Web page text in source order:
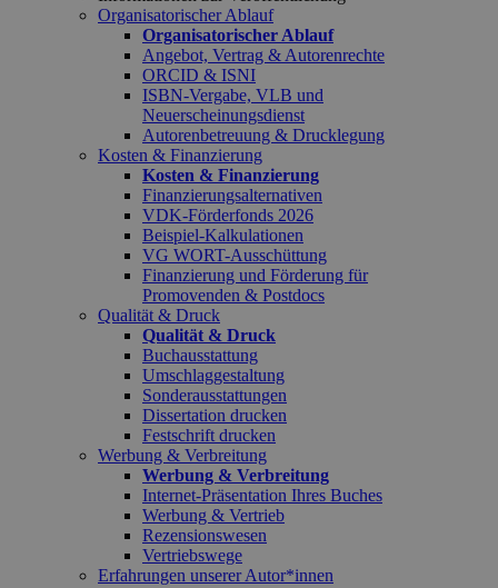
Organisatorischer Ablauf
Organisatorischer Ablauf
Angebot, Vertrag & Autorenrechte
ORCID & ISNI
ISBN-Vergabe, VLB und
Neuerscheinungsdienst
Autorenbetreuung & Drucklegung
Kosten & Finanzierung
Kosten & Finanzierung
Finanzierungsalternativen
VDK-Förderfonds 2026
Beispiel-Kalkulationen
VG WORT-Ausschüttung
Finanzierung und Förderung für
Promovenden & Postdocs
Qualität & Druck
Qualität & Druck
Buchausstattung
Umschlaggestaltung
Sonderausstattungen
Dissertation drucken
Festschrift drucken
Werbung & Verbreitung
Werbung & Verbreitung
Internet-Präsentation Ihres Buches
Werbung & Vertrieb
Rezensionswesen
Vertriebswege
Erfahrungen unserer Autor*innen